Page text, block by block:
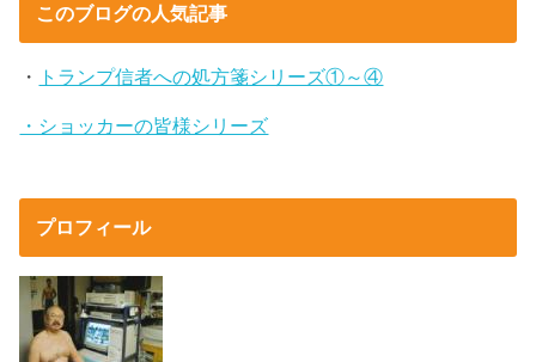
このブログの人気記事
・ トランプ信者への処方箋シリーズ①～④
・ショッカーの皆様シリーズ
プロフィール